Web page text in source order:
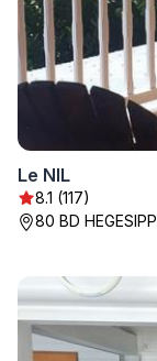
Le NIL
8.1 (117)
80 BD